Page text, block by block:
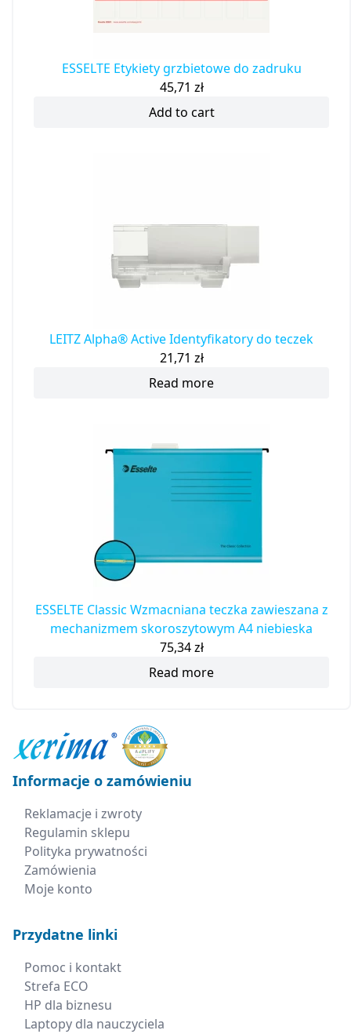
ESSELTE Etykiety grzbietowe do zadruku
45,71 zł
Add to cart
LEITZ Alpha® Active Identyfikatory do teczek
21,71 zł
Read more
ESSELTE Classic Wzmacniana teczka zawieszana z
mechanizmem skoroszytowym A4 niebieska
75,34zł
Read more
Informacje o zamówieniu
Reklamacje i zwroty
Regulamin sklepu
Polityka prywatności
Zamówienia
Moje konto
Przydatne linki
Pomoc i kontakt
Strefa ECO
HP dla biznesu
Laptopy dla nauczyciela